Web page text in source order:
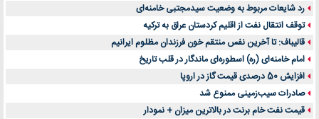
رد شایعات مربوط به وضعیت سیدمجتبی خامنه‌ای
توقف انتقال نفت از اقلیم کردستان عراق به ترکیه
قالیباف: تا آخرین نفس منتقم خون فرزندان مظلوم ایرانیم
امام خامنه‌ای (ره) اسطوره‌ای ماندگار در قلب تاریخ
افزایش 50 درصدی قیمت گاز در اروپا
صادرات سیب‌زمینی ممنوع شد
قیمت نفت خام برنت در بالاترین میزان + نمودار